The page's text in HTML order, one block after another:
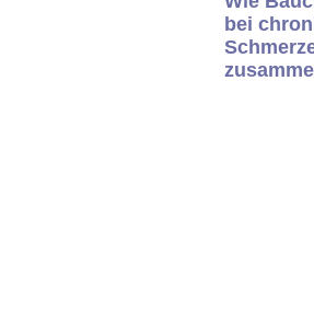
bei